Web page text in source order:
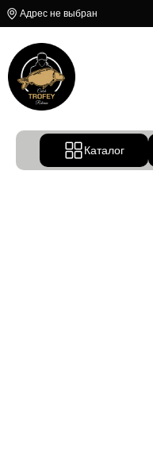
Адрес не выбран
Каталог